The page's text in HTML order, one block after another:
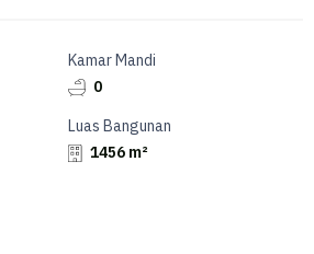
Kamar Mandi
0
Luas Bangunan
1456 m²